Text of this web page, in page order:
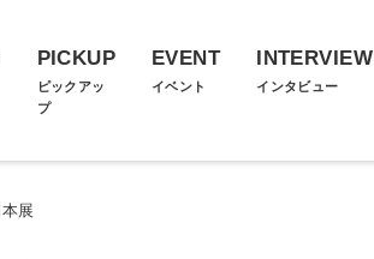
PICKUP
ピックアッ
プ
EVENT
イベント
INTERVIEW
インタビュー
展